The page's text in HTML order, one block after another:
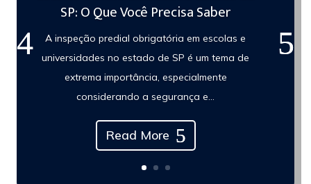
SP: O Que Você Precisa Saber
A inspeção predial obrigatória em escolas e
universidades no estado de SP é um tema de
extrema importância, especialmente
considerando a segurança e...
Read More